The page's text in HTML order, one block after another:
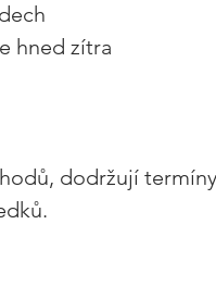
hned zítra
dodržují